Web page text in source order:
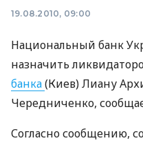
19.08.2010, 09:00
Национальный банк
назначить
банка(Киев) Лиану
Чередниченко,
Согласно сообщению,